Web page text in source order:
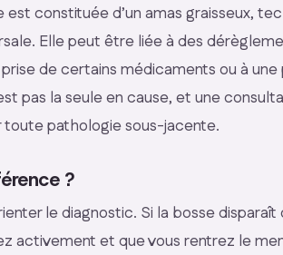
est constituée d’un amas graisseux,
Elle peut être liée à des
de certains médicaments ou à
pas la seule en cause, et une
pathologie sous-jacente.
?
le diagnostic. Si la bosse
activement et que vous rentrez le